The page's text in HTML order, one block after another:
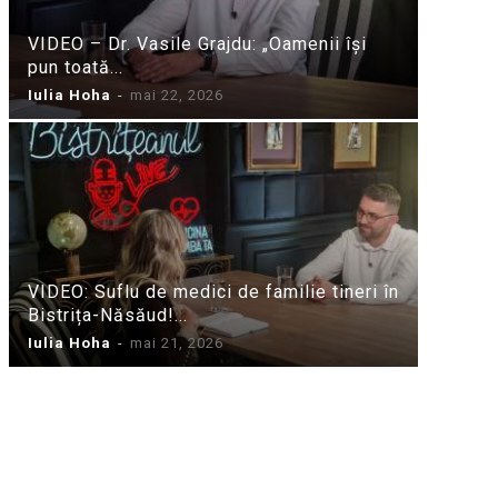
VIDEO – Dr. Vasile Grajdu: „Oamenii își
pun toată...
Iulia Hoha - mai 22, 2026
VIDEO: Suflu de medici de familie tineri în
Bistrița-Năsăud!...
Iulia Hoha - mai 21, 2026